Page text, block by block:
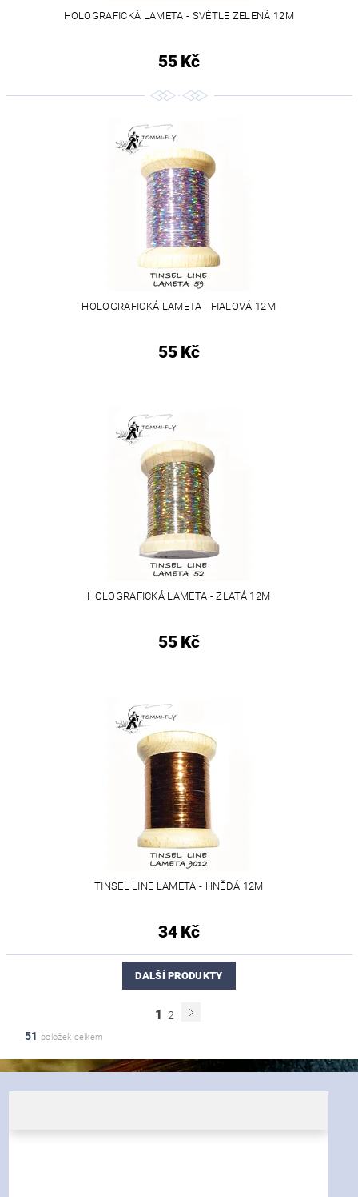
HOLOGRAFICKÁ LAMETA - SVĚTLE ZELENÁ 12M
55 Kč
HOLOGRAFICKÁ LAMETA - FIALOVÁ 12M
55 Kč
HOLOGRAFICKÁ LAMETA - ZLATÁ 12M
55 Kč
TINSEL LINE LAMETA - HNĚDÁ 12M
34 Kč
DALŠÍ PRODUKTY
1 2
51 položek celkem